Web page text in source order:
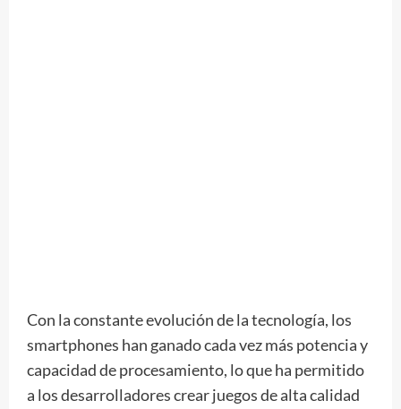
Con la constante evolución de la tecnología, los
smartphones han ganado cada vez más potencia y
capacidad de procesamiento, lo que ha permitido
a los desarrolladores crear juegos de alta calidad